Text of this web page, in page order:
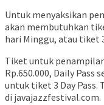
Untuk menyaksikan
akan membutuhkan
hari Minggu, atau tiket
Tiket untuk
Rp.650.000, Daily Pass
untuk tiket 3 Day
di javajazzfestival.com.